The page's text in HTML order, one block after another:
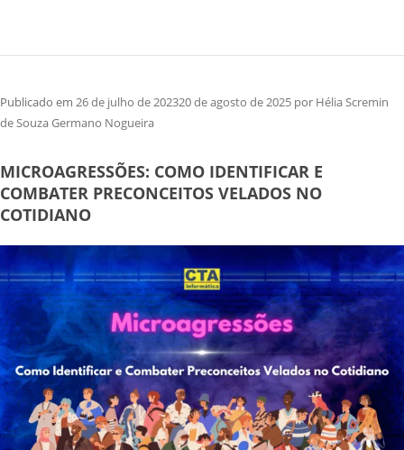
Publicado em 26 de julho de 202320 de agosto de 2025 por Hélia Scremin
de Souza Germano Nogueira
MICROAGRESSÕES: COMO IDENTIFICAR E
COMBATER PRECONCEITOS VELADOS NO
COTIDIANO